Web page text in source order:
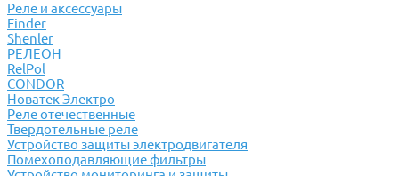
Реле и аксессуары
Finder
Shenler
РЕЛЕОН
RelPol
CONDOR
Новатек Электро
Реле отечественные
Твердотельные реле
Устройство защиты электродвигателя
Помехоподавляющие фильтры